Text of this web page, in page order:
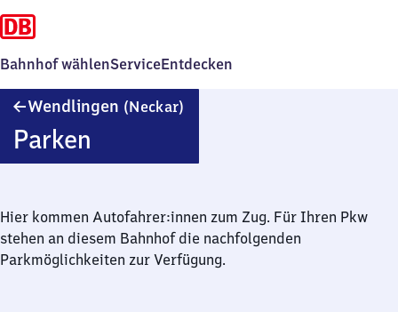
Bahnhof wählenServiceEntdecken
Wendlingen (Neckar)
Parken
Hier kommen Autofahrer:innen zum Zug. Für Ihren Pkw
stehen an diesem Bahnhof die nachfolgenden
Parkmöglichkeiten zur Verfügung.